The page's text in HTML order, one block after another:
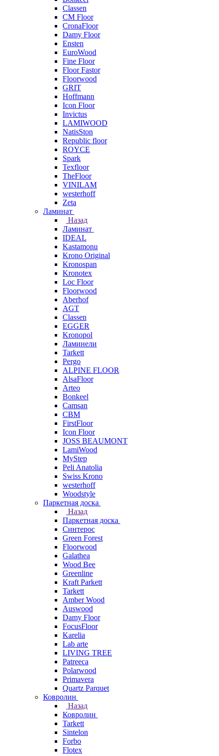
Classen
CM Floor
CronaFloor
Damy Floor
Ensten
EuroWood
Fine Floor
Floor Fastor
Floorwood
GRIT
Hoffmann
Icon Floor
Invictus
LAMIWOOD
NatisSton
Republic floor
ROYCE
Spark
Texfloor
TheFloor
VINILAM
westerhoff
Zeta
Ламинат
Назад
Ламинат
IDEAL
Kastamonu
Krono Original
Kronospan
Kronotex
Loc Floor
Floorwood
Aberhof
AGT
Classen
EGGER
Kronopol
Ламинели
Tarkett
Pergo
ALPINE FLOOR
AlsaFloor
Arteo
Bonkeel
Camsan
CBM
FirstFloor
Icon Floor
JOSS BEAUMONT
LamiWood
MyStep
Peli Anatolia
Swiss Krono
westerhoff
Woodstyle
Паркетная доска
Назад
Паркетная доска
Синтерос
Green Forest
Floorwood
Galathea
Wood Bee
Greenline
Kraft Parkett
Tarkett
Amber Wood
Auswood
Damy Floor
FocusFloor
Karelia
Lab arte
LIVING TREE
Patreeca
Polarwood
Primavera
Quartz Parquet
Ковролин
Назад
Ковролин
Tarkett
Sintelon
Forbo
Flotex